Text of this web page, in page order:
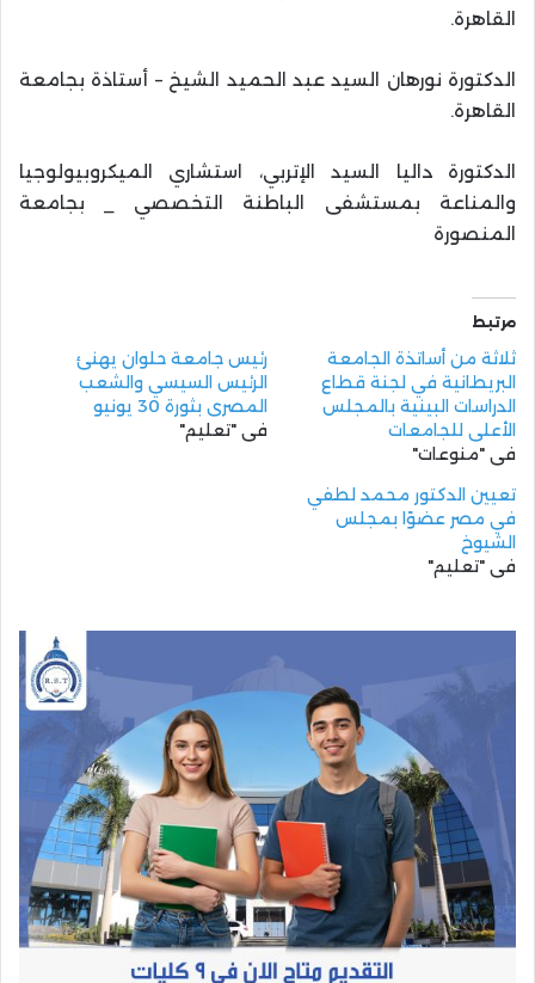
القاهرة.
الدكتورة نورهان السيد عبد الحميد الشيخ – أستاذة بجامعة
القاهرة.
الدكتورة داليا السيد الإتربي، استشاري الميكروبيولوجيا
والمناعة بمستشفى الباطنة التخصصي _ بجامعة
المنصورة
مرتبط
ثلاثة من أساتذة الجامعة
البريطانية في لجنة قطاع
الدراسات البينية بالمجلس
الأعلى للجامعات
في "منوعات"
رئيس جامعة حلوان يهنئ
الرئيس السيسي والشعب
المصري بثورة 30 يونيو
في "تعليم"
تعيين الدكتور محمد لطفي
في مصر عضوًا بمجلس
الشيوخ
في "تعليم"